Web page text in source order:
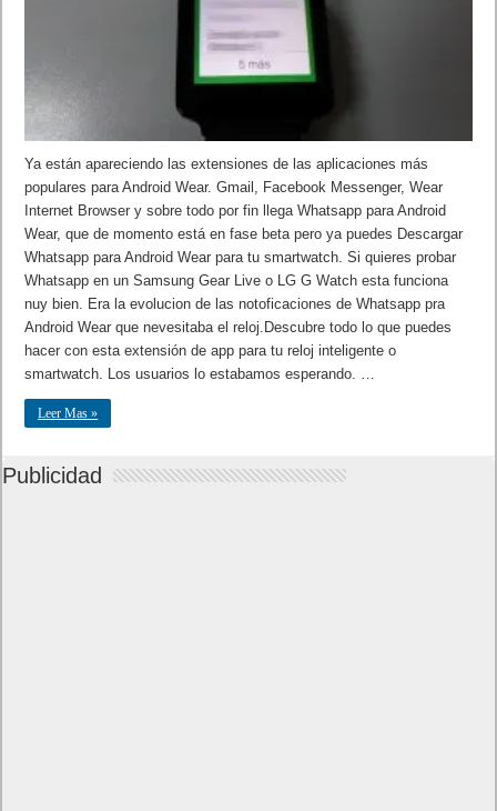
Ya están apareciendo las extensiones de las aplicaciones más
populares para Android Wear. Gmail, Facebook Messenger, Wear
Internet Browser y sobre todo por fin llega Whatsapp para Android
Wear, que de momento está en fase beta pero ya puedes Descargar
Whatsapp para Android Wear para tu smartwatch. Si quieres probar
Whatsapp en un Samsung Gear Live o LG G Watch esta funciona
nuy bien. Era la evolucion de las notoficaciones de Whatsapp pra
Android Wear que nevesitaba el reloj.Descubre todo lo que puedes
hacer con esta extensión de app para tu reloj inteligente o
smartwatch. Los usuarios lo estabamos esperando. …
Leer Mas »
Publicidad